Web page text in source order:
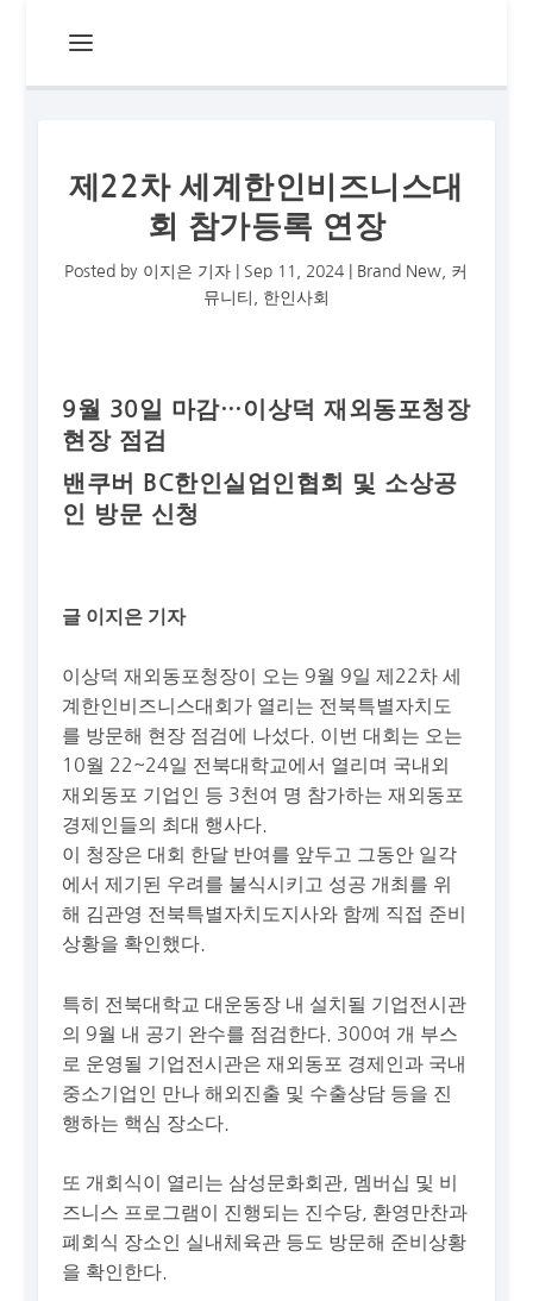
제22차 세계한인비즈니스대
회 참가등록 연장
Posted by 이지은 기자 Sep 11, 2024 Brand New
커
뮤니티
한인사회
9월 30일 마감…이상덕 재외동포청장
현장 점검
밴쿠버 BC한인실업인협회 및 소상공
인 방문 신청
글 이지은 기자
이상덕 재외동포청장이 오는 9월 9일 제22차 세
계한인비즈니스대회가 열리는 전북특별자치도
를 방문해 현장 점검에 나섰다. 이번 대회는 오는
10월 22~24일 전북대학교에서 열리며 국내외
재외동포 기업인 등 3천여 명 참가하는 재외동포
경제인들의 최대 행사다.
이 청장은 대회 한달 반여를 앞두고 그동안 일각
에서 제기된 우려를 불식시키고 성공 개최를 위
해 김관영 전북특별자치도지사와 함께 직접 준비
상황을 확인했다.
특히 전북대학교 대운동장 내 설치될 기업전시관
의 9월 내 공기 완수를 점검한다. 300여 개 부스
로 운영될 기업전시관은 재외동포 경제인과 국내
중소기업인 만나 해외진출 및 수출상담 등을 진
행하는 핵심 장소다.
또 개회식이 열리는 삼성문화회관, 멤버십 및 비
즈니스 프로그램이 진행되는 진수당, 환영만찬과
폐회식 장소인 실내체육관 등도 방문해 준비상황
을 확인한다.